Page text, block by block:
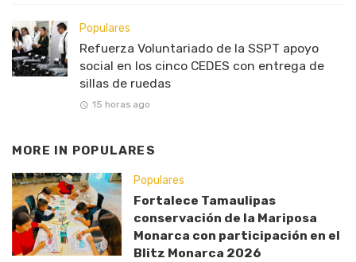
Populares
Refuerza Voluntariado de la SSPT apoyo
social en los cinco CEDES con entrega de
sillas de ruedas
15 horas ago
MORE IN POPULARES
Populares
Fortalece Tamaulipas
conservación de la Mariposa
Monarca con participación en el
Blitz Monarca 2026